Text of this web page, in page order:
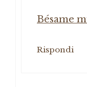
Bésame
Rispondi